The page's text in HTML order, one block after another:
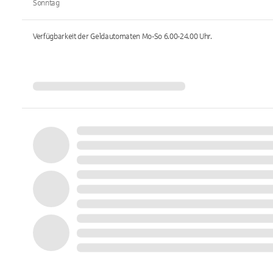
Sonntag
Verfügbarkeit der Geldautomaten Mo-So 6.00-24.00Uhr.